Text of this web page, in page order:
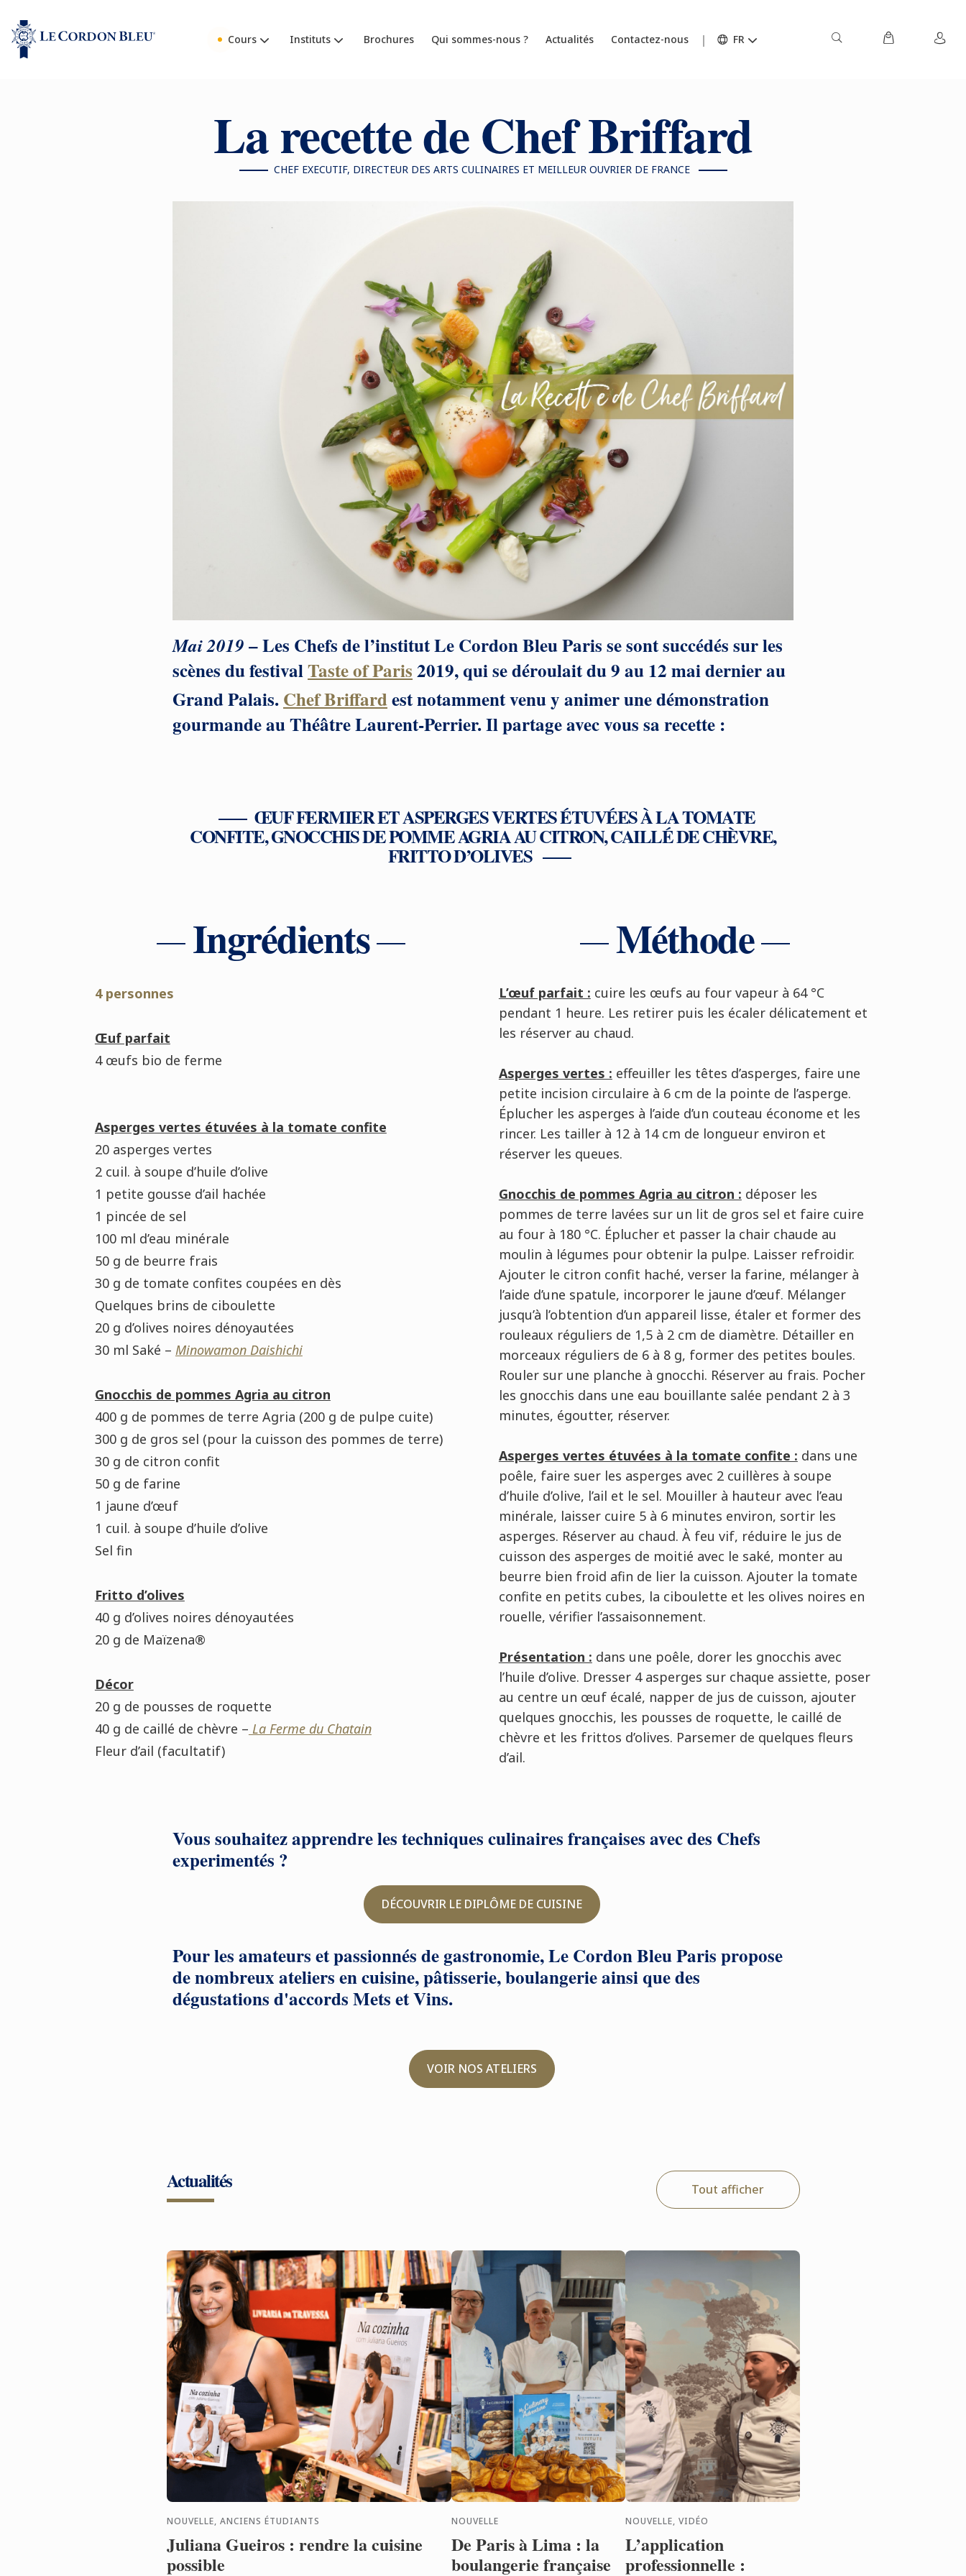
Cours Instituts Brochures Qui sommes-nous ? Actualités Contactez-nous FR
La recette de Chef Briffard
CHEF EXECUTIF, DIRECTEUR DES ARTS CULINAIRES ET MEILLEUR OUVRIER DE FRANCE
Mai 2019 – Les Chefs de l’institut Le Cordon Bleu Paris se sont succédés sur les
scènes du festivalTaste of Paris2019, qui se déroulait du 9 au 12 mai dernier au
Grand Palais.Chef Briffardest notamment venu y animer une démonstration
gourmande au Théâtre Laurent-Perrier. Il partage avec vous sa recette :
ŒUF FERMIER ET ASPERGES VERTES ÉTUVÉES À LA TOMATE
CONFITE, GNOCCHIS DE POMME AGRIA AU CITRON, CAILLÉ DE CHÈVRE,
FRITTO D’OLIVES
Ingrédients
4 personnes
Œuf parfait
4 œufs bio de ferme
Asperges vertes étuvées à la tomate confite
20 asperges vertes
2 cuil. à soupe d’huile d’olive
1 petite gousse d’ail hachée
1 pincée de sel
100 ml d’eau minérale
50 g de beurre frais
30 g de tomate confites coupées en dès
Quelques brins de ciboulette
20 g d’olives noires dénoyautées
30 ml Saké – Minowamon Daishichi
Gnocchis de pommes Agria au citron
400 g de pommes de terre Agria (200 g de pulpe cuite)
300 g de gros sel (pour la cuisson des pommes de terre)
30 g de citron confit
50 g de farine
1 jaune d’œuf
1 cuil. à soupe d’huile d’olive
Sel fin
Fritto d’olives
40 g d’olives noires dénoyautées
20 g de Maïzena®
Décor
20 g de pousses de roquette
40 g de caillé de chèvre – La Ferme du Chatain
Fleur d’ail (facultatif)
Méthode
L’œuf parfait : cuire les œufs au four vapeur à 64 °C
pendant 1 heure. Les retirer puis les écaler délicatement et
les réserver au chaud.
Asperges vertes : effeuiller les têtes d’asperges, faire une
petite incision circulaire à 6 cm de la pointe de l’asperge.
Éplucher les asperges à l’aide d’un couteau économe et les
rincer. Les tailler à 12 à 14 cm de longueur environ et
réserver les queues.
Gnocchis de pommes Agria au citron : déposer les
pommes de terre lavées sur un lit de gros sel et faire cuire
au four à 180 °C. Éplucher et passer la chair chaude au
moulin à légumes pour obtenir la pulpe. Laisser refroidir.
Ajouter le citron confit haché, verser la farine, mélanger à
l’aide d’une spatule, incorporer le jaune d’œuf. Mélanger
jusqu’à l’obtention d’un appareil lisse, étaler et former des
rouleaux réguliers de 1,5 à 2 cm de diamètre. Détailler en
morceaux réguliers de 6 à 8 g, former des petites boules.
Rouler sur une planche à gnocchi. Réserver au frais. Pocher
les gnocchis dans une eau bouillante salée pendant 2 à 3
minutes, égoutter, réserver.
Asperges vertes étuvées à la tomate confite : dans une
poêle, faire suer les asperges avec 2 cuillères à soupe
d’huile d’olive, l’ail et le sel. Mouiller à hauteur avec l’eau
minérale, laisser cuire 5 à 6 minutes environ, sortir les
asperges. Réserver au chaud. À feu vif, réduire le jus de
cuisson des asperges de moitié avec le saké, monter au
beurre bien froid afin de lier la cuisson. Ajouter la tomate
confite en petits cubes, la ciboulette et les olives noires en
rouelle, vérifier l’assaisonnement.
Présentation : dans une poêle, dorer les gnocchis avec
l’huile d’olive. Dresser 4 asperges sur chaque assiette, poser
au centre un œuf écalé, napper de jus de cuisson, ajouter
quelques gnocchis, les pousses de roquette, le caillé de
chèvre et les frittos d’olives. Parsemer de quelques fleurs
d’ail.
Vous souhaitez apprendre les techniques culinaires françaises avec des Chefs
experimentés ?
DÉCOUVRIR LE DIPLÔME DE CUISINE
Pour les amateurs et passionnés de gastronomie, Le Cordon Bleu Paris propose
de nombreux ateliers en cuisine, pâtisserie, boulangerie ainsi que des
dégustations d'accords Mets et Vins.
VOIR NOS ATELIERS
Actualités Tout afficher
NOUVELLE, ANCIENS ÉTUDIANTS
Juliana Gueiros : rendre la cuisine
possible
NOUVELLE
De Paris à Lima : la
boulangerie française
NOUVELLE, VIDÉO
L’application
professionnelle :